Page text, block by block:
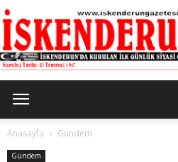
Anasayfa Gündem
Gündem